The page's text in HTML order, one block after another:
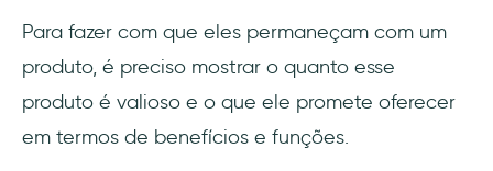
Para fazer com que eles permaneçam com um
produto, é preciso mostrar o quanto esse
produto é valioso e o que ele promete oferecer
em termos de benefícios e funções.